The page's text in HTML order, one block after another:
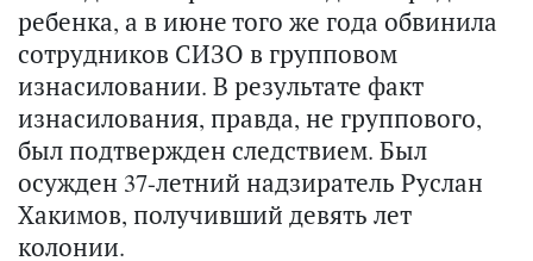
ребенка, а в июне того же года обвинила
сотрудников СИЗО в групповом
изнасиловании. В результате факт
изнасилования, правда, не группового,
был подтвержден следствием. Был
осужден 37-летний надзиратель Руслан
Хакимов, получивший девять лет
колонии.